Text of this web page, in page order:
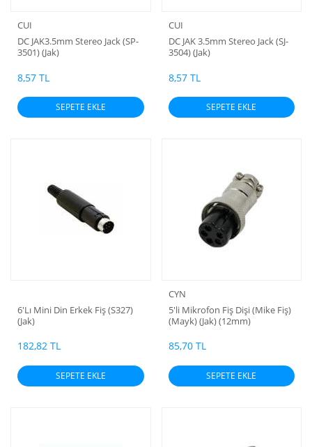
CUI
DC JAK3.5mm Stereo Jack (SP-
3501) (Jak)
8,57 TL
SEPETE EKLE
CUI
DC JAK 3.5mm Stereo Jack (SJ-
3504) (Jak)
8,57 TL
SEPETE EKLE
6'Lı Mini Din Erkek Fiş (S327)
(Jak)
182,82 TL
SEPETE EKLE
CYN
5'li Mikrofon Fiş Dişi (Mike Fiş)
(Mayk) (Jak) (12mm)
85,70 TL
SEPETE EKLE